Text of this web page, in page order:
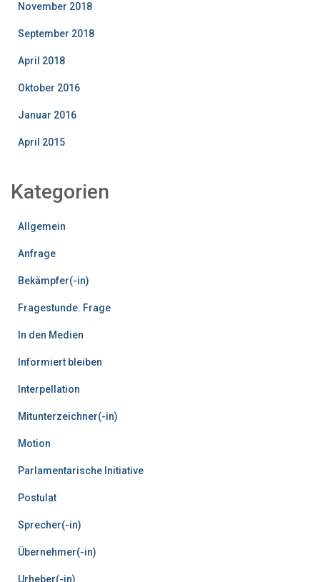
November 2018
September 2018
April 2018
Oktober 2016
Januar 2016
April 2015
Kategorien
Allgemein
Anfrage
Bekämpfer(-in)
Fragestunde. Frage
In den Medien
Informiert bleiben
Interpellation
Mitunterzeichner(-in)
Motion
Parlamentarische Initiative
Postulat
Sprecher(-in)
Übernehmer(-in)
Urheber(-in)